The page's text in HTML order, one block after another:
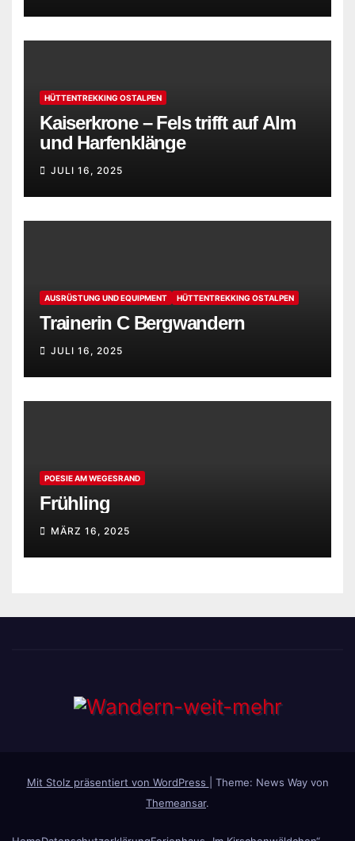
HÜTTENTREKKING OSTALPEN
Kaiserkrone – Fels trifft auf Alm
und Harfenklänge
JULI 16, 2025
AUSRÜSTUNG UND EQUIPMENT HÜTTENTREKKING OSTALPEN
Trainerin C Bergwandern
JULI 16, 2025
POESIE AM WEGESRAND
Frühling
MÄRZ 16, 2025
Mit Stolz präsentiert von WordPress
Theme: News Way von
Themeansar.